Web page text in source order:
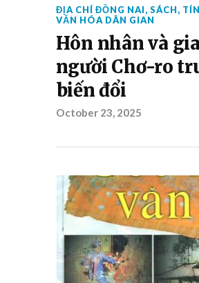
ĐỊA CHÍ ĐỒNG NAI, SÁCH,
VĂN HÓA DÂN GIAN
Hôn nhân và
người Chơ-ro
biến đổi
October 23, 2025